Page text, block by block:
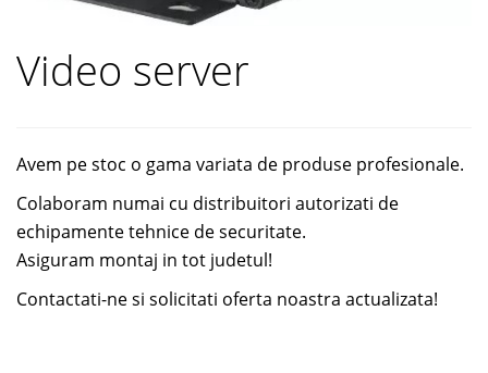
Video server
Avem pe stoc o gama variata de produse profesionale.
Colaboram numai cu distribuitori autorizati de
echipamente tehnice de securitate.
Asiguram montaj in tot judetul!
Contactati-ne si solicitati oferta noastra actualizata!